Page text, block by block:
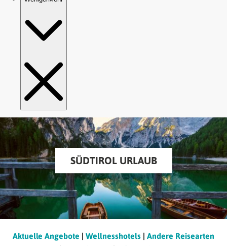
SÜDTIROL URLAUB
Aktuelle Angebote Wellnesshotels
Andere Reisearten